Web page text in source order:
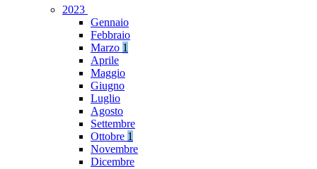
2023
Gennaio
Febbraio
Marzo 1
Aprile
Maggio
Giugno
Luglio
Agosto
Settembre
Ottobre 1
Novembre
Dicembre